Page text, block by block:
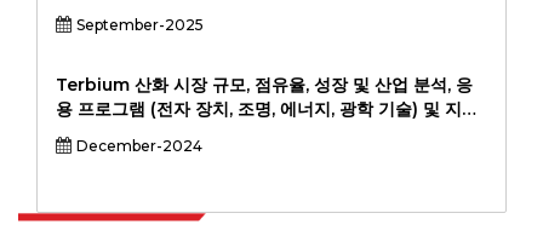
Sugarcane & Sugar Beet, Cassava, Other Raw
Materials), By Form (Films & Sheets, Coatings,
Industry (Packaging (Food Packaging, Non-
Food Packaging), Textiles (Apparel,
Nonwovens), Agriculture, Automotive &
Transportation, Electronics, Consumer Goods,
September-2025
Terbium 산화 시장 규모, 점유율, 성장 및 산업 분석, 응
용 프로그램 (전자 장치, 조명, 에너지, 광학 기술) 및 지역
분석, 2024-2031
December-2024